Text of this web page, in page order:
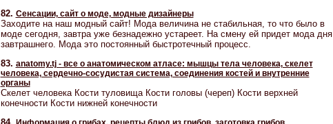
82. Сенсации, сайт о моде, модные дизайнеры
Заходите на наш модный сайт! Мода величина не стабильная, то что было в
моде сегодня, завтра уже безнадежно устареет. На смену ей придет мода дня
завтрашнего. Мода это постоянный быстротечный процесс.
83. anatomy.tj - все о анатомическом атласе: мышцы тела человека, скелет
человека, сердечно-сосудистая система, соединения костей и внутренние
органы
Скелет человека Кости туловища Кости головы (череп) Кости верхней
конечности Кости нижней конечности
84.